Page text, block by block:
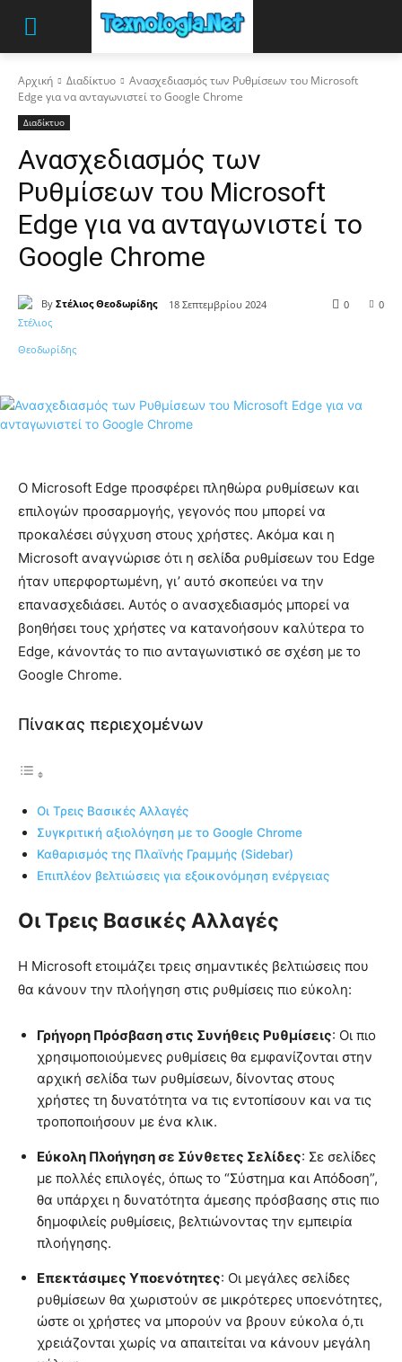
Αρχική Διαδίκτυο
Ανασχεδιασμός των Ρυθμίσεων του Microsoft
Edge για να ανταγωνιστεί το Google Chrome
Διαδίκτυο
Ανασχεδιασμός των
Ρυθμίσεων του Microsoft
Edge για να ανταγωνιστεί το
Google Chrome
By Στέλιος Θεοδωρίδης 18 Σεπτεμβρίου 2024 0
0
Ο Microsoft Edge προσφέρει πληθώρα ρυθμίσεων και
επιλογών προσαρμογής, γεγονός που μπορεί να
προκαλέσει σύγχυση στους χρήστες. Ακόμα και η
Microsoft αναγνώρισε ότι η σελίδα ρυθμίσεων του Edge
ήταν υπερφορτωμένη, γι’ αυτό σκοπεύει να την
επανασχεδιάσει. Αυτός ο ανασχεδιασμός μπορεί να
βοηθήσει τους χρήστες να κατανοήσουν καλύτερα το
Edge, κάνοντάς το πιο ανταγωνιστικό σε σχέση με το
Google Chrome.
Πίνακας περιεχομένων
Οι Τρεις Βασικές Αλλαγές
Συγκριτική αξιολόγηση με το Google Chrome
Καθαρισμός της Πλαϊνής Γραμμής (Sidebar)
Επιπλέον βελτιώσεις για εξοικονόμηση ενέργειας
Οι Τρεις Βασικές Αλλαγές
Η Microsoft ετοιμάζει τρεις σημαντικές βελτιώσεις που
θα κάνουν την πλοήγηση στις ρυθμίσεις πιο εύκολη:
Γρήγορη Πρόσβαση στις Συνήθεις Ρυθμίσεις: Οι πιο
χρησιμοποιούμενες ρυθμίσεις θα εμφανίζονται στην
αρχική σελίδα των ρυθμίσεων, δίνοντας στους
χρήστες τη δυνατότητα να τις εντοπίσουν και να τις
τροποποιήσουν με ένα κλικ.
Εύκολη Πλοήγηση σε Σύνθετες Σελίδες: Σε σελίδες
με πολλές επιλογές, όπως το “Σύστημα και Απόδοση”,
θα υπάρχει η δυνατότητα άμεσης πρόσβασης στις πιο
δημοφιλείς ρυθμίσεις, βελτιώνοντας την εμπειρία
πλοήγησης.
Επεκτάσιμες Υποενότητες: Οι μεγάλες σελίδες
ρυθμίσεων θα χωριστούν σε μικρότερες υποενότητες,
ώστε οι χρήστες να μπορούν να βρουν εύκολα ό,τι
χρειάζονται χωρίς να απαιτείται να κάνουν μεγάλη